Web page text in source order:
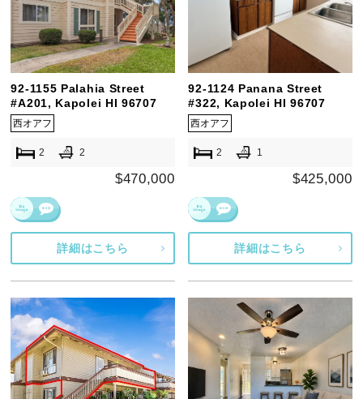
92-1155 Palahia Street
#A201, Kapolei HI 96707
西オアフ
2 2
$470,000
詳細はこちら
92-1124 Panana Street
#322, Kapolei HI 96707
西オアフ
2 1
$425,000
詳細はこちら